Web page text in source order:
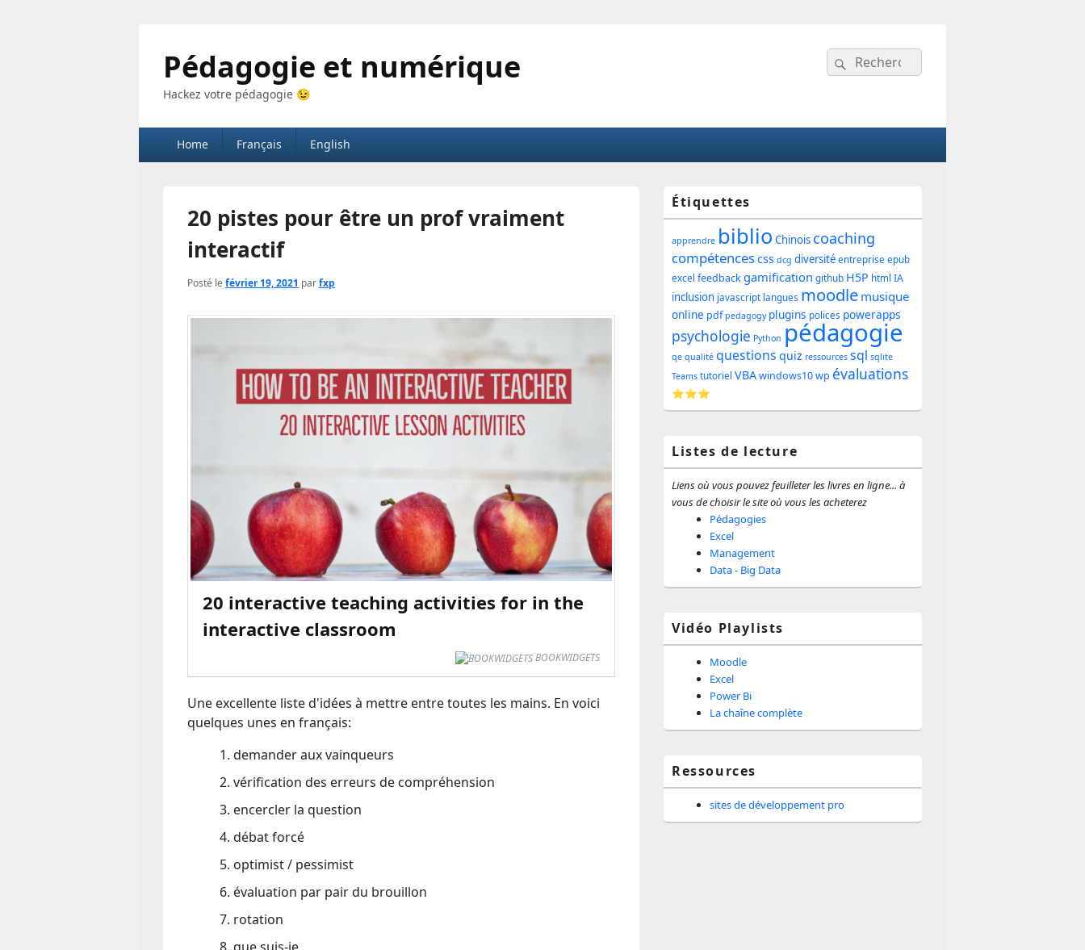
Pédagogie et numérique
Hackez votre pédagogie 😉
Recherche :
Rechercher
Menu
principal
Home Français English
20 pistes pour être un prof vraiment
interactif
Posté le février 19, 2021 parfxp
20 interactive teaching activities for in the
interactive classroom
BOOKWIDGETS
Une excellente liste d'idées à mettre entre toutes les mains. En voici
quelques unes en français:
demander aux vainqueurs
vérification des erreurs de compréhension
encercler la question
débat forcé
optimist / pessimist
évaluation par pair du brouillon
rotation
Zone
principale
de
widget
pour
la
barre
latérale
Étiquettes
apprendre biblio Chinois coaching
compétencescss dcg diversité entreprise epub
excel feedbackgamification github H5P html IA
inclusion javascript langues moodle musique
online pdf pedagogy plugins polices powerapps
psychologie Python pédagogie
qe qualité questions quiz ressources sql sqlite
Teams tutoriel VBAwindows10wp évaluations
⭐⭐⭐
Listes de lecture
Liens où vous pouvez feuilleter les livres en ligne... à
vous de choisir le site où vous les acheterez
Pédagogies
Excel
Management
Data - Big Data
Vidéo Playlists
Moodle
Excel
Power Bi
La chaîne complète
Ressources
sites de développement pro